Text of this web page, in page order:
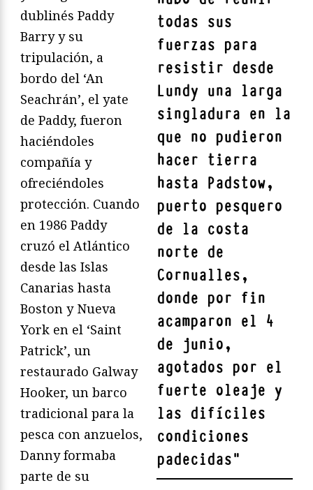
todas sus
fuerzas para
resistir desde
Lundy una larga
singladura en la
que no pudieron
hacer tierra
hasta Padstow,
puerto pesquero
de la costa
norte de
Cornualles,
donde por fin
acamparon el 4
de junio,
agotados por el
fuerte oleaje y
las difíciles
condiciones
padecidas"
dublinés Paddy
Barry y su
tripulación, a
bordo del ‘An
Seachrán’, el yate
de Paddy, fueron
haciéndoles
compañía y
ofreciéndoles
protección. Cuando
en 1986 Paddy
cruzó el Atlántico
desde las Islas
Canarias hasta
Boston y Nueva
York en el ‘Saint
Patrick’, un
restaurado Galway
Hooker, un barco
tradicional para la
pesca con anzuelos,
Danny formaba
parte de su